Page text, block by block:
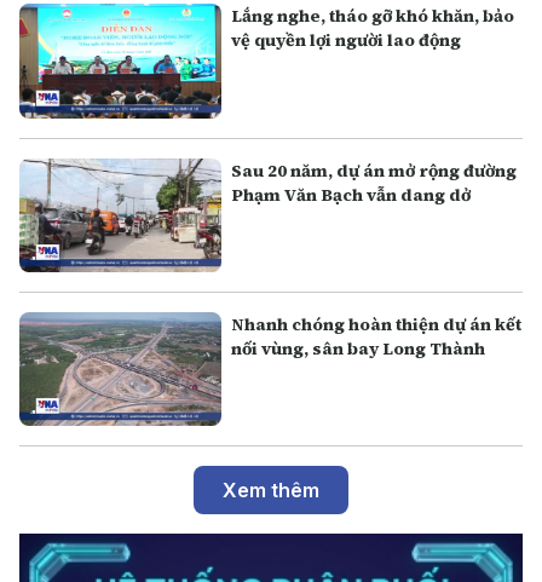
Lắng nghe, tháo gỡ khó khăn, bảo
vệ quyền lợi người lao động
Sau 20 năm, dự án mở rộng đường
Phạm Văn Bạch vẫn dang dở
Nhanh chóng hoàn thiện dự án kết
nối vùng, sân bay Long Thành
Xem thêm